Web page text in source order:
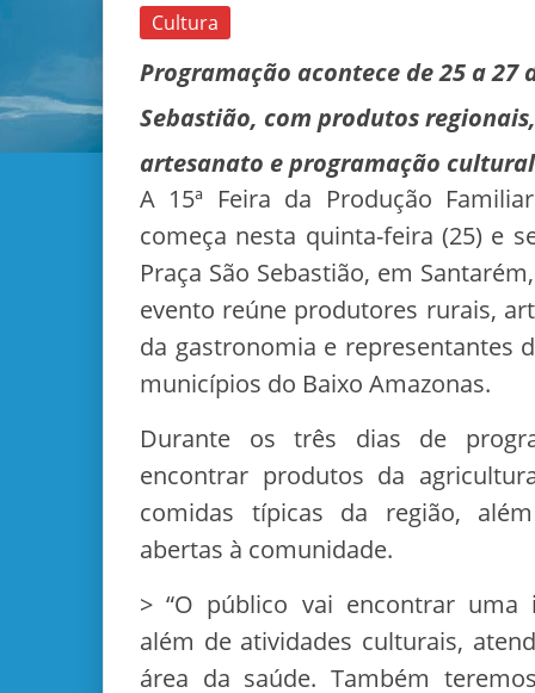
Cultura
Programação acontece de 25 a 27
Sebastião, com produtos
artesanato e programação
A 15ª Feira da Produção
começa nesta quinta-feira (25) e
Praça São Sebastião, em
evento reúne produtores rurais,
da gastronomia e representantes
municípios do Baixo Amazonas.
Durante os três dias de
encontrar produtos da
comidas típicas da região,
abertas à comunidade.
> “O público vai encontrar uma
além de atividades culturais,
área da saúde. Também